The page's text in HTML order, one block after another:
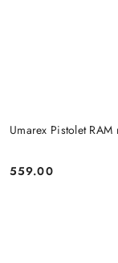
Umarex Pistolet
Cena:
559.00